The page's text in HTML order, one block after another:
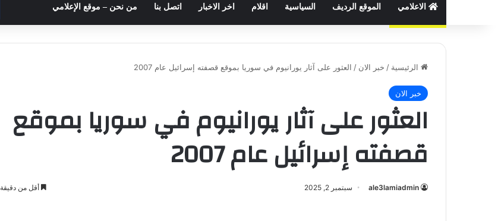
الاعلامي الموقع الرديف السياسية اقلام اخر الاخبار اتصل بنا من نحن – موقع الإعلامي
الرئيسية / خبر الان / العثور على آثار يورانيوم في سوريا بموقع قصفته إسرائيل عام 2007
خبر الان
العثور على آثار يورانيوم في سوريا بموقع
قصفته إسرائيل عام 2007
ale3lamiadmin سبتمبر 2, 2025 أقل من دقيقة